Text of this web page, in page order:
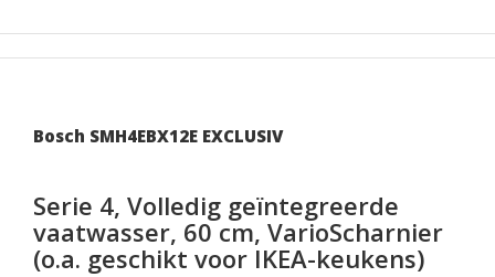
Bosch SMH4EBX12E EXCLUSIV
Serie 4, Volledig geïntegreerde
vaatwasser, 60 cm, VarioScharnier
(o.a. geschikt voor IKEA-keukens)